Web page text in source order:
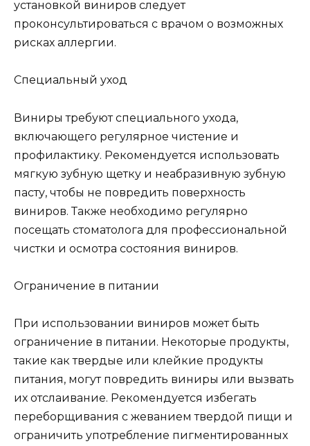
установкой виниров следует
проконсультироваться с врачом о возможных
рисках аллергии.
Специальный уход
Виниры требуют специального ухода,
включающего регулярное чистение и
профилактику. Рекомендуется использовать
мягкую зубную щетку и неабразивную зубную
пасту, чтобы не повредить поверхность
виниров. Также необходимо регулярно
посещать стоматолога для профессиональной
чистки и осмотра состояния виниров.
Ограничение в питании
При использовании виниров может быть
ограничение в питании. Некоторые продукты,
такие как твердые или клейкие продукты
питания, могут повредить виниры или вызвать
их отслаивание. Рекомендуется избегать
переборщивания с жеванием твердой пищи и
ограничить употребление пигментированных